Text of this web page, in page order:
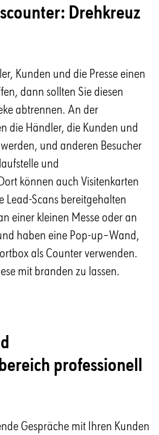
Drehkreuz
Kunden und die Presse einen
dann sollten Sie diesen
abtrennen. An der
die Händler, die Kunden und
und anderen Besucher
und
können auch Visitenkarten
Lead-Scans bereitgehalten
einer kleinen Messe oder an
haben eine Pop-up–Wand,
als Counter verwenden.
mit branden zu lassen.
professionell
Gespräche mit Ihren Kunden